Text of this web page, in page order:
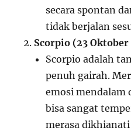
secara spontan
tidak berjalan
Scorpio (23
Scorpio adalah
penuh gairah.
emosi mendalam
bisa sangat
merasa